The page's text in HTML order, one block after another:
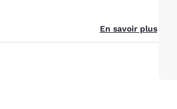
En savoir plus